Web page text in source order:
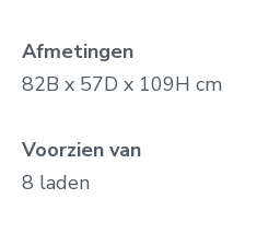
Afmetingen
82B x 57D x 109H cm
Voorzien van
8 laden